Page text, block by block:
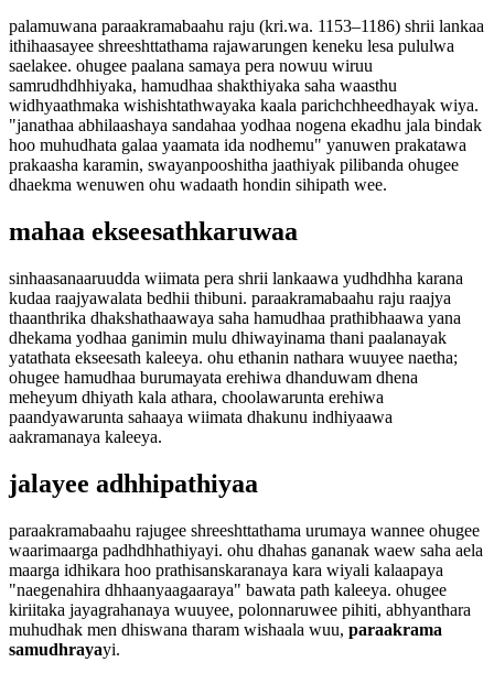
palamuwana paraakramabaahu raju (kri.wa. 1153–1186) shrii lankaa
ithihaasayee shreeshttathama rajawarungen keneku lesa pululwa
saelakee. ohugee paalana samaya pera nowuu wiruu
samrudhdhhiyaka, hamudhaa shakthiyaka saha waasthu
widhyaathmaka wishishtathwayaka kaala parichchheedhayak wiya.
"janathaa abhilaashaya sandahaa yodhaa nogena ekadhu jala bindak
hoo muhudhata galaa yaamata ida nodhemu" yanuwen prakatawa
prakaasha karamin, swayanpooshitha jaathiyak pilibanda ohugee
dhaekma wenuwen ohu wadaath hondin sihipath wee.
mahaa ekseesathkaruwaa
sinhaasanaaruudda wiimata pera shrii lankaawa yudhdhha karana
kudaa raajyawalata bedhii thibuni. paraakramabaahu raju raajya
thaanthrika dhakshathaawaya saha hamudhaa prathibhaawa yana
dhekama yodhaa ganimin mulu dhiwayinama thani paalanayak
yatathata ekseesath kaleeya. ohu ethanin nathara wuuyee naetha;
ohugee hamudhaa burumayata erehiwa dhanduwam dhena
meheyum dhiyath kala athara, choolawarunta erehiwa
paandyawarunta sahaaya wiimata dhakunu indhiyaawa
aakramanaya kaleeya.
jalayee adhhipathiyaa
paraakramabaahu rajugee shreeshttathama urumaya wannee ohugee
waarimaarga padhdhhathiyayi. ohu dhahas gananak waew saha aela
maarga idhikara hoo prathisanskaranaya kara wiyali kalaapaya
"naegenahira dhhaanyaagaaraya" bawata path kaleeya. ohugee
kiriitaka jayagrahanaya wuuyee, polonnaruwee pihiti, abhyanthara
muhudhak men dhiswana tharam wishaala wuu, paraakrama
samudhrayayi.